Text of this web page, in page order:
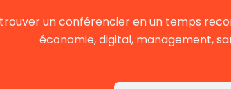
un conférencier en un temps
économie, digital, management,